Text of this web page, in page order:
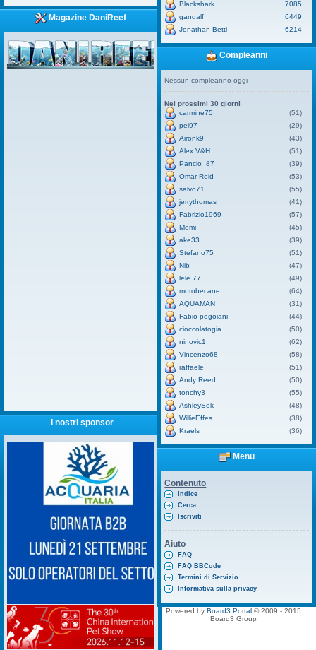
Magazine DaniReef
I nostri sponsor
Blackshark
7085
gandalf
6449
Jonathan Betti
6214
Compleanni
Nessun compleanno oggi
Nei prossimi 30 giorni
carmine75
(51)
pei97
(29)
Aironk9
(43)
Alex.V&H
(51)
Pancio_87
(39)
Omar Rold
(53)
salvo71
(55)
jerrythomas
(41)
Fabrizio1969
(57)
Memi
(45)
ake33
(39)
Stefano75
(51)
Nib
(47)
lele.77
(49)
motobecane
(64)
AQUAMAN
(31)
Fabio pegoiani
(44)
cioccolatogia
(50)
ninovic1
(62)
Vincenzo68
(58)
raffaele
(51)
Andy Reed
(50)
tonchy3
(55)
AshleySok
(48)
WillieEffes
(38)
Kraels
(36)
Menu
Contenuto
Indice
Cerca
Iscriviti
Aiuto
FAQ
FAQ BBCode
Termini di Servizio
Informativa sulla privacy
Powered by Board3 Portal © 2009 - 2015
Board3 Group